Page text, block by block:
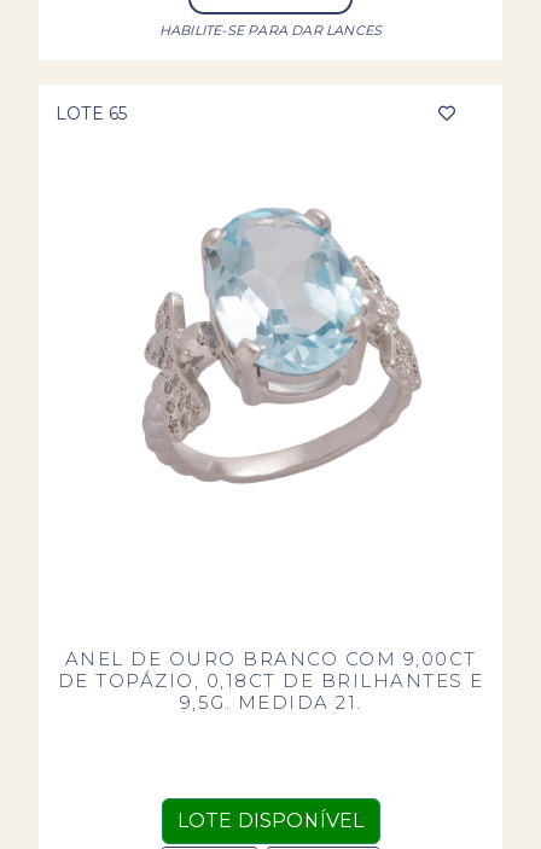
HABILITE-SE PARA DAR LANCES
LOTE 65
ANEL DE OURO BRANCO COM 9,00CT
DE TOPÁZIO, 0,18CT DE BRILHANTES E
9,5G. MEDIDA 21.
LOTE DISPONÍVEL